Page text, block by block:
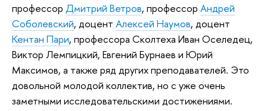
профессор Дмитрий Ветров, профессор Андрей
Соболевский, доцент Алексей Наумов, доцент
Кентан Пари, профессора Сколтеха Иван Оселедец,
Виктор Лемпицкий, Евгений Бурнаев и Юрий
Максимов, а также ряд других преподавателей. Это
довольной молодой коллектив, но с уже очень
заметными исследовательскими достижениями.